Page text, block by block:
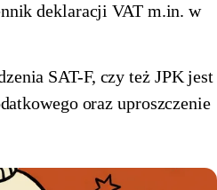
deklaracji VAT m.in. w
SAT-F, czy też JPK jest
oraz uproszczenie